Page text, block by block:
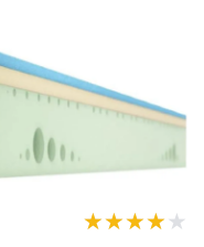
★★★★★
★★★★★